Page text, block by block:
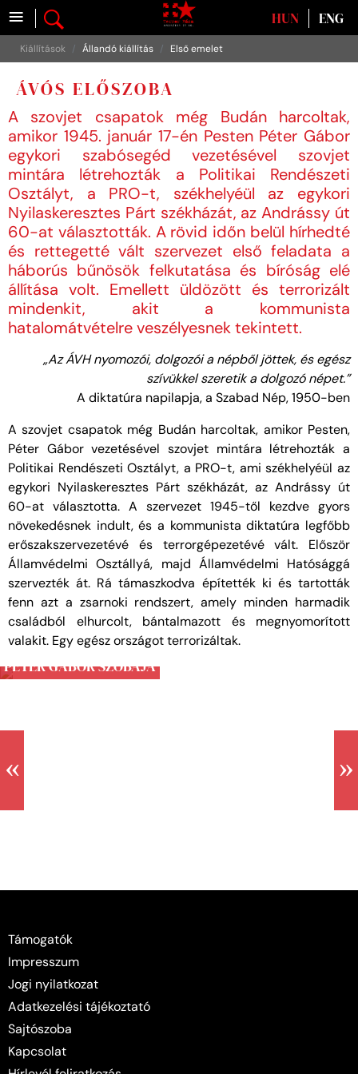
≡ Válasszon nyelvet
HUN ENG
Kiállítások Állandó kiállítás Első emelet
ÁVÓS ELŐSZOBA
A szovjet csapatok még Budán harcoltak,
amikor 1945. január 17-én Pesten Péter Gábor
egykori szabósegéd vezetésével szovjet
mintára létrehozták a Politikai Rendészeti
Osztályt, a PRO-t, székhelyéül az egykori
Nyilaskeresztes Párt székházát, az Andrássy út
60-at választották. A rövid időn belül hírhedté
és rettegetté vált szervezet első feladata a
háborús bűnösök felkutatása és bíróság elé
állítása volt. Emellett üldözött és terrorizált
mindenkit, akit a kommunista
hatalomátvételre veszélyesnek tekintett.
„Az ÁVH nyomozói, dolgozói a népből jöttek, és egész
szívükkel szeretik a dolgozó népet.”
A diktatúra napilapja, a Szabad Nép, 1950-ben
A szovjet csapatok még Budán harcoltak, amikor Pesten,
Péter Gábor vezetésével szovjet mintára létrehozták a
Politikai Rendészeti Osztályt, a PRO-t, ami székhelyéül az
egykori Nyilaskeresztes Párt székházát, az Andrássy út
60-at választotta. A szervezet 1945-től kezdve gyors
növekedésnek indult, és a kommunista diktatúra legfőbb
erőszakszervezetévé és terrorgépezetévé vált. Először
Államvédelmi Osztállyá, majd Államvédelmi Hatósággá
szervezték át. Rá támaszkodva építették ki és tartották
fenn azt a zsarnoki rendszert, amely minden harmadik
családból elhurcolt, bántalmazott és megnyomorított
valakit. Egy egész országot terrorizáltak.
PÉTER GÁBOR SZOBÁJA
Támogatók
Impresszum
Jogi nyilatkozat
Adatkezelési tájékoztató
Sajtószoba
Kapcsolat